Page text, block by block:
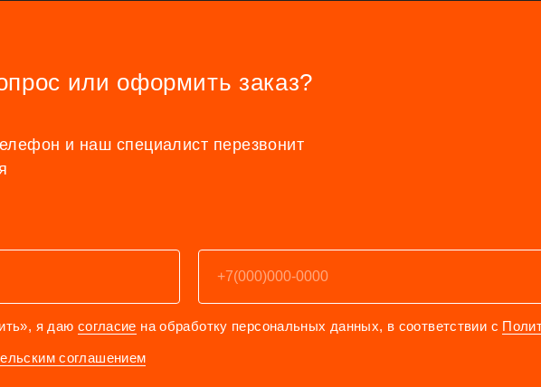
или оформить заказ?
и наш специалист перезвонит
я даю согласие на обработку персональных данных, в соответствии с
соглашением